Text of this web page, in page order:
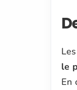
le
En